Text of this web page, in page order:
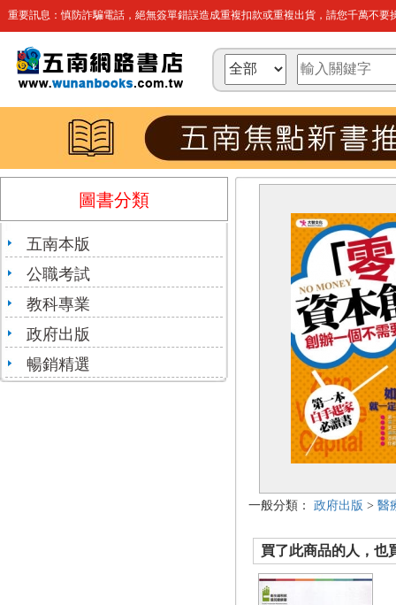
重要訊息：慎防詐騙電話，絕無簽單錯誤造成重複扣款或重複出貨，請您千萬不要
圖書分類
五南本版
公職考試
教科專業
政府出版
暢銷精選
一般分類： 政府出版 > 醫
買了此商品的人，也